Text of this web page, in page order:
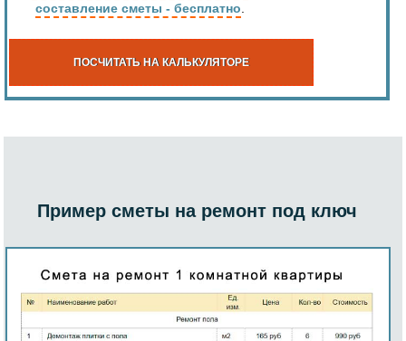
составление сметы - бесплатно
ПОСЧИТАТЬ НА КАЛЬКУЛЯТОРЕ
Пример сметы на ремонт под ключ